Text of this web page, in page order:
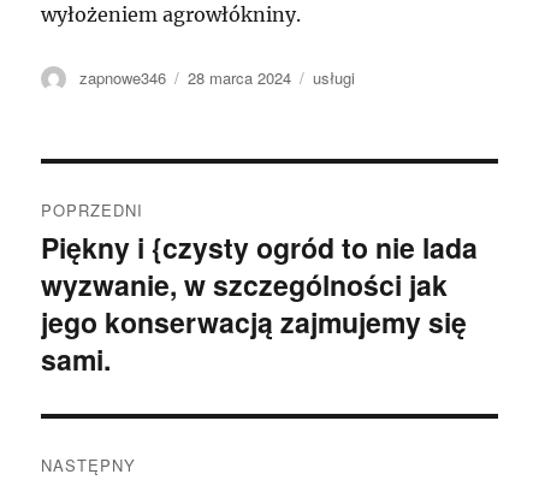
wyłożeniem agrowłókniny.
Autor
zapnowe346
Data
28 marca 2024 Kategorie
usługi
wpisu
POPRZEDNI
Poprzedni
wpis:
Piękny i {czysty ogród to nie lada
wyzwanie, w szczególności jak
jego konserwacją zajmujemy się
sami.
NASTĘPNY